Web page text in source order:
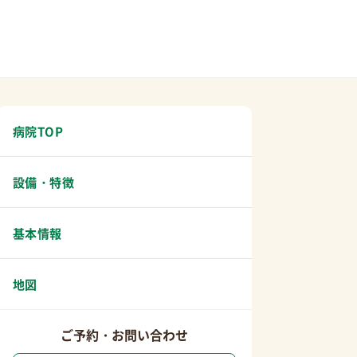
病院TOP
設備・特徴
基本情報
地図
ご予約・お問い合わせ